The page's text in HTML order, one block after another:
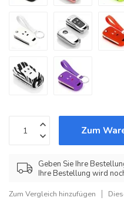
Zum
Geben Sie Ihre
Ihre Bestellung wird
Zum Vergleich hinzufügen